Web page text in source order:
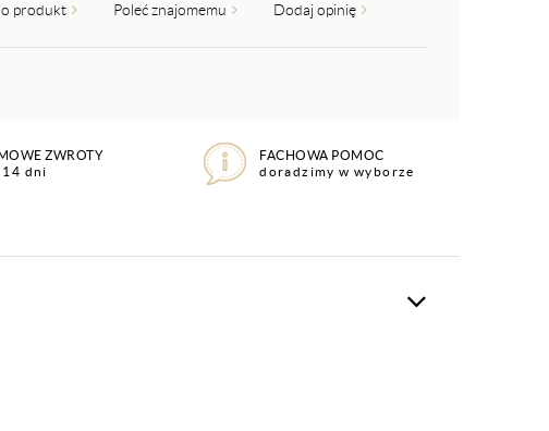
produkt Poleć znajomemu Dodaj opinię
ZWROTY
14 dni
FACHOWA POMOC
doradzimy w wyborze